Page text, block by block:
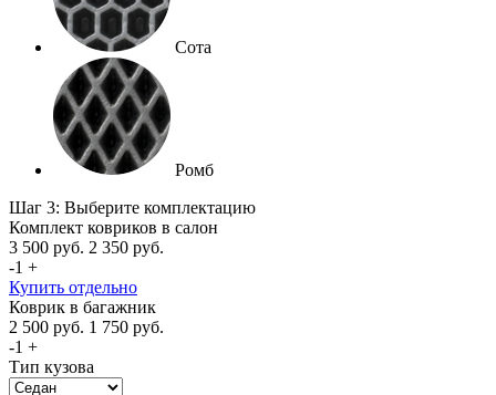
Сота
Ромб
Шаг 3: Выберите комплектацию
Комплект ковриков в салон
3 500 руб. 2 350 руб.
-1 +
Купить отдельно
Коврик в багажник
2 500 руб. 1 750 руб.
-1 +
Тип кузова